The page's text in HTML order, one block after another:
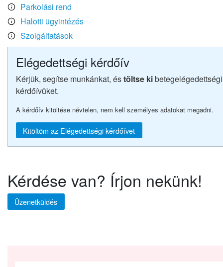
Parkolási rend
Halotti ügyintézés
Szolgáltatások
Elégedettségi kérdőív
Kérjük, segítse munkánkat, éstöltse kibetegelégedettségi
kérdőívüket.
A kérdőív kitöltése névtelen, nem kell személyes adatokat megadni.
Kitöltöm az Elégedettségi kérdőívet
Kérdése van? Írjon nekünk!
Üzenetküldés